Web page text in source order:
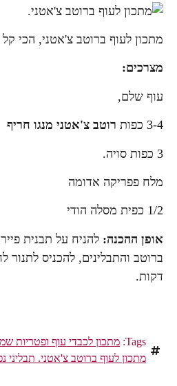
מתכון לעוף ברוטב צ'אטני, הכי
מצרכים:
עוף שלם,
3-4 כפות רוטב צ'אטני מנגו חריף
3 כפות סויה.
מלח פפריקה אדומה
1/2 כפית מסלה הודי
אופן ההכנה: להניח על תבנית
דקות.
Tags: מתכון לכבדי עוף ופטריות
מתכון לעוף ברוטב צ'אטני. תבליני